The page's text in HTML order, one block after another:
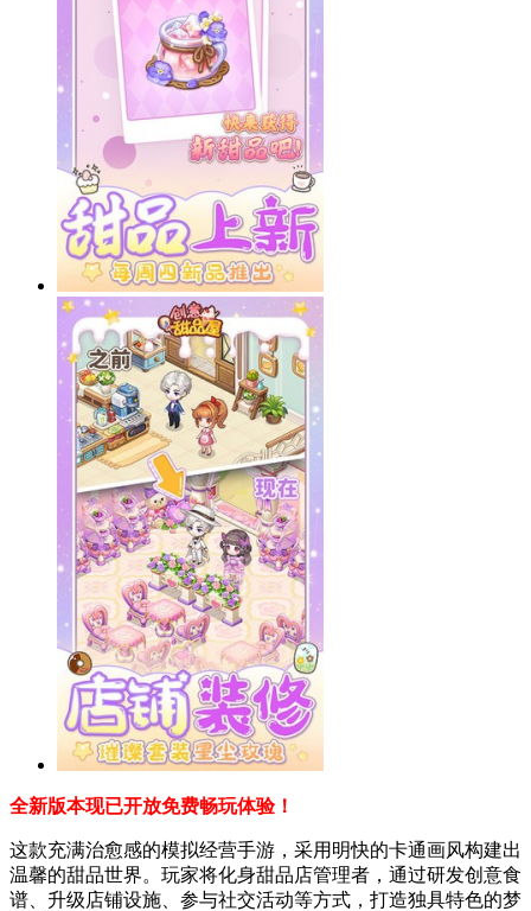
全新版本现已开放免费畅玩体验！
这款充满治愈感的模拟经营手游，采用明快的卡通画风构建出
温馨的甜品世界。玩家将化身甜品店管理者，通过研发创意食
谱、升级店铺设施、参与社交活动等方式，打造独具特色的梦